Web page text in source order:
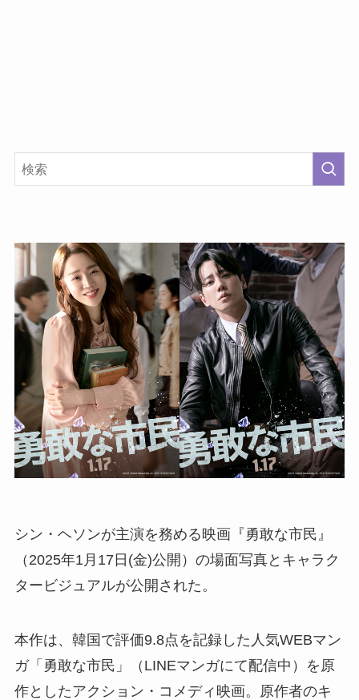
シン・ヘソンが主演を務める映画『勇敢な市民』
（2025年1月17日(金)公開）の場面写真とキャラク
タービジュアルが公開された。
本作は、韓国で評価9.8点を記録した人気WEBマン
ガ「勇敢な市民」（LINEマンガにて配信中）を原
作としたアクション・コメディ映画。原作者のキ